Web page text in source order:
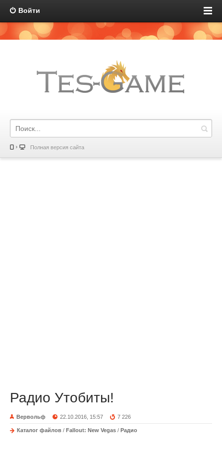
Войти
Полная версия сайта
Радио Утобиты!
Вервольф 22.10.2016, 15:57 7 226
Каталог файлов / Fallout: New Vegas / Радио